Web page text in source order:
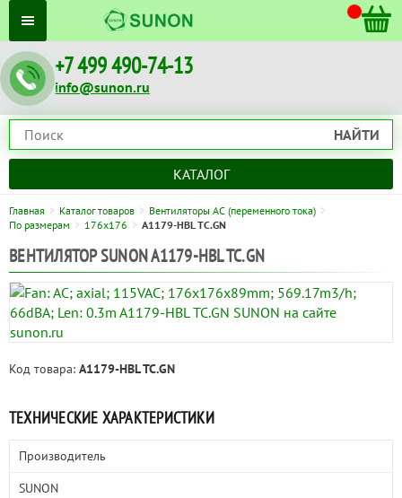
+7 499 490-74-13
info@sunon.ru
НАЙТИ
КАТАЛОГ
Главная Каталог товаров
Вентиляторы AC (переменного тока)
По размерам
176x176 A1179-HBL TC.GN
ВЕНТИЛЯТОР SUNON A1179-HBL TC.GN
Код товара: A1179-HBL TC.GN
ТЕХНИЧЕСКИЕ ХАРАКТЕРИСТИКИ
Производитель
SUNON